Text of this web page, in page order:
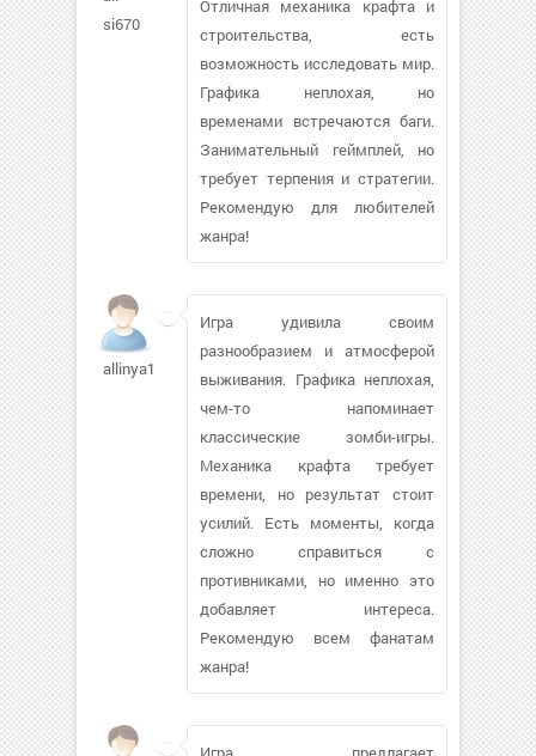
si670
Отличная механика крафта и
строительства, есть
возможность исследовать мир.
Графика неплохая, но
временами встречаются баги.
Занимательный геймплей, но
требует терпения и стратегии.
Рекомендую для любителей
жанра!
allinya15
Игра удивила своим
разнообразием и атмосферой
выживания. Графика неплохая,
чем-то напоминает
классические зомби-игры.
Механика крафта требует
времени, но результат стоит
усилий. Есть моменты, когда
сложно справиться с
противниками, но именно это
добавляет интереса.
Рекомендую всем фанатам
жанра!